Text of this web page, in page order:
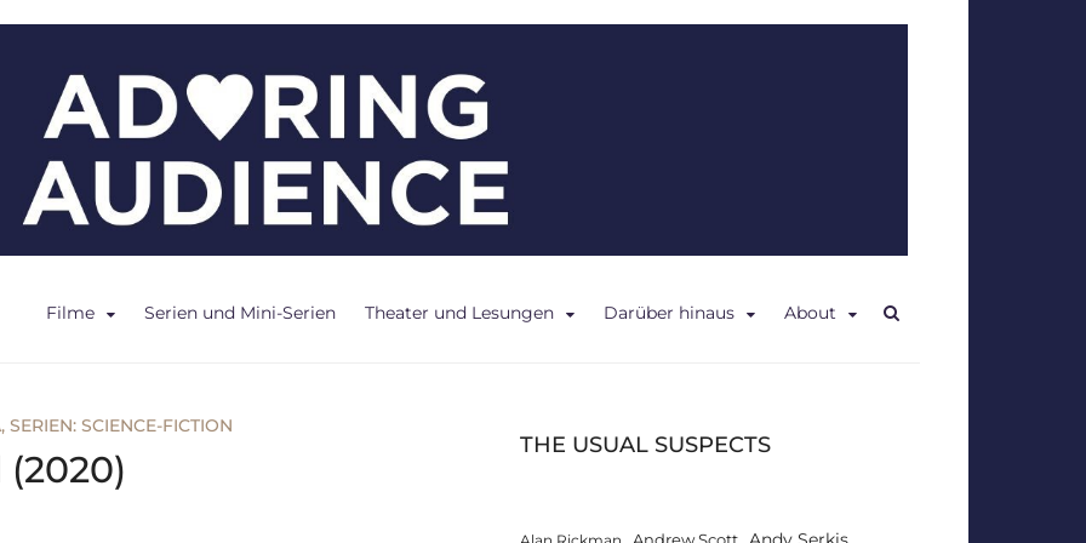
Filme Serien und Mini-Serien Theater und Lesungen Darüber hinaus About
, SERIEN: SCIENCE-FICTION
(2020)
THE USUAL SUSPECTS
Andy Serkis